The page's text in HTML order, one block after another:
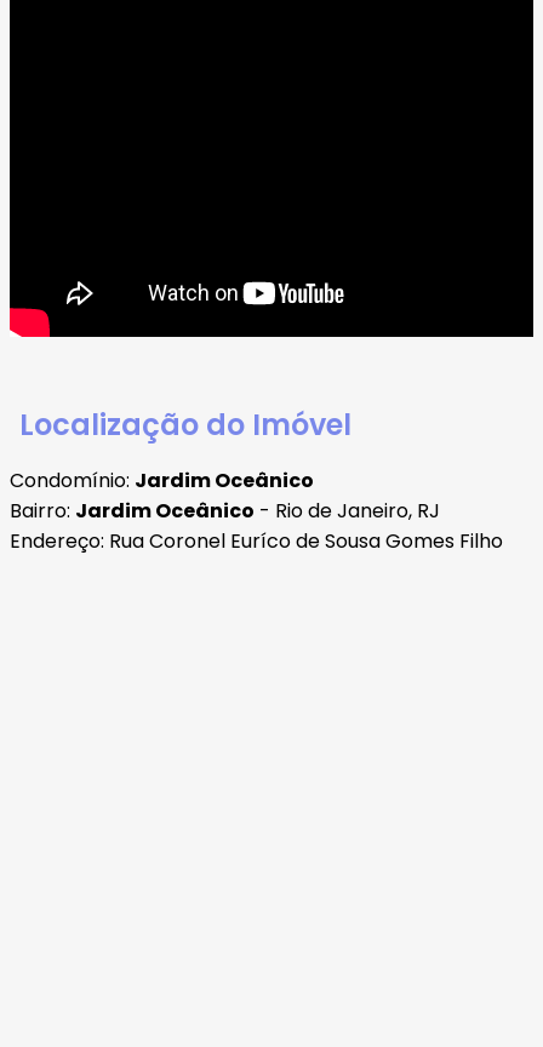
Localização do Imóvel
Condomínio: Jardim Oceânico
Bairro: Jardim Oceânico - Rio de Janeiro, RJ
Endereço: Rua Coronel Euríco de Sousa Gomes Filho